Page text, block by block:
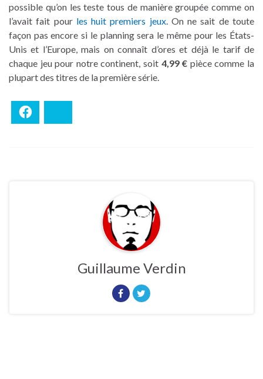
possible qu’on les teste tous de manière groupée comme on
l’avait fait pour les huit premiers jeux. On ne sait de toute
façon pas encore si le planning sera le même pour les États-
Unis et l’Europe, mais on connaît d’ores et déjà le tarif de
chaque jeu pour notre continent, soit 4,99 € pièce comme la
plupart des titres de la première série.
Guillaume Verdin